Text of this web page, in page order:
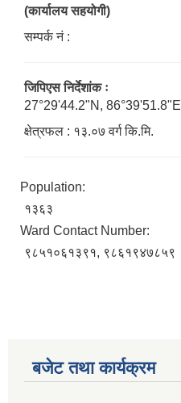
(कार्यालय सहयोगी)
सम्पर्क नं :
जिपिएस निर्देशांक ः
27°29'44.2"N, 86°39'51.8"E
क्षेत्रफल : १३.०७ वर्ग कि.मि.
Population:
१३६३
Ward Contact Number:
९८५१०६१३९१, ९८६१९४७८५९
बजेट तथा कार्यक्रम